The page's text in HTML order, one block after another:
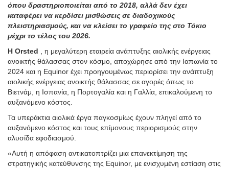
όπου δραστηριοποιείται από το 2018, αλλά δεν έχει
καταφέρει να κερδίσει μισθώσεις σε διαδοχικούς
πλειστηριασμούς, και να κλείσει το γραφείο της στο Τόκιο
μέχρι το τέλος του 2026.
Η Orsted , η μεγαλύτερη εταιρεία ανάπτυξης αιολικής ενέργειας
ανοικτής θάλασσας στον κόσμο, αποχώρησε από την Ιαπωνία το
2024 και η Equinor έχει προηγουμένως περιορίσει την ανάπτυξη
αιολικής ενέργειας ανοικτής θάλασσας σε αγορές όπως το
Βιετνάμ, η Ισπανία, η Πορτογαλία και η Γαλλία, επικαλούμενη το
αυξανόμενο κόστος.
Τα υπεράκτια αιολικά έργα παγκοσμίως έχουν πληγεί από το
αυξανόμενο κόστος και τους επίμονους περιορισμούς στην
αλυσίδα εφοδιασμού.
«Αυτή η απόφαση αντικατοπτρίζει μια επανεκτίμηση της
στρατηγικής κατεύθυνσης της Equinor, με ενισχυμένη εστίαση στις